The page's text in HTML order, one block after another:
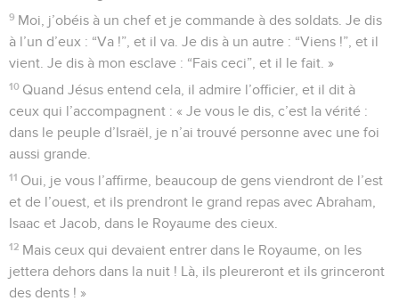
9 Moi, j’obéis à un chef et je commande à des soldats. Je dis
à l’un d’eux : “Va !”, et il va. Je dis à un autre : “Viens !”, et il
vient. Je dis à mon esclave : “Fais ceci”, et il le fait. »
10 Quand Jésus entend cela, il admire l’officier, et il dit à
ceux qui l’accompagnent : « Je vous le dis, c’est la vérité :
dans le peuple d’Israël, je n’ai trouvé personne avec une foi
aussi grande.
11 Oui, je vous l’affirme, beaucoup de gens viendront de l’est
et de l’ouest, et ils prendront le grand repas avec Abraham,
Isaac et Jacob, dans le Royaume des cieux.
12 Mais ceux qui devaient entrer dans le Royaume, on les
jettera dehors dans la nuit ! Là, ils pleureront et ils grinceront
des dents ! »